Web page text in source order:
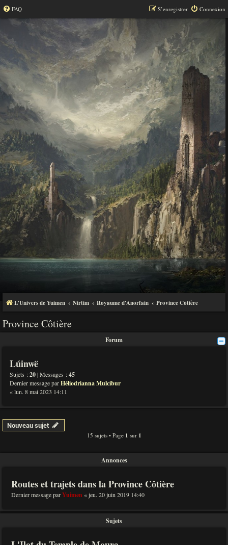
FAQ Connexion
S’enregistrer
L'Univers de Yuimen Nirtim Royaume d'Anorfain Province Côtière
Province Côtière
Forum
Lúinwë
Sujets :20| Messages :45
Dernier message parHéliodrianna Mulcibur
« lun. 8 mai 2023 14:11
Nouveau sujet
15 sujets • Page 1 sur 1
Annonces
Routes et trajets dans la Province Côtière
Dernier message parYuimen «jeu. 20 juin 2019 14:40
Sujets